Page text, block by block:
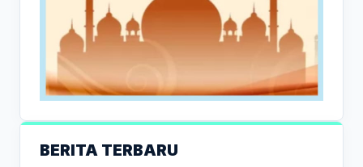
BERITA TERBARU